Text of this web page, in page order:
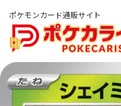
ポケモンカード通販サイト